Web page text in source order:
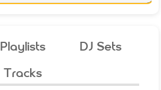
Playlists
DJ Sets
Tracks